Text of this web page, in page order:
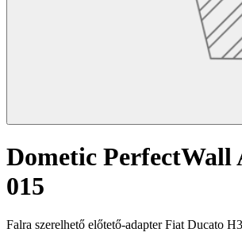
Dometic PerfectWall
015
Falra szerelhető előtető-adapter Fiat Ducato